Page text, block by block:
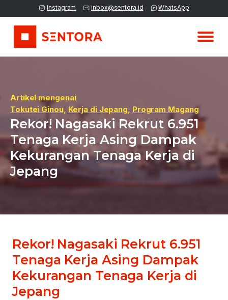
Instagram inbox@sentora.id WhatsApp
Artikel mengenai
Tokutei Ginou, Kerja di Jepang Program Magang
Rekor! Nagasaki Rekrut 6.951
Tenaga Kerja Asing Dampak
Kekurangan Tenaga Kerja di
Jepang
Rekor! Nagasaki Rekrut 6.951
Tenaga Kerja Asing Dampak
Kekurangan Tenaga Kerja di
Jepang